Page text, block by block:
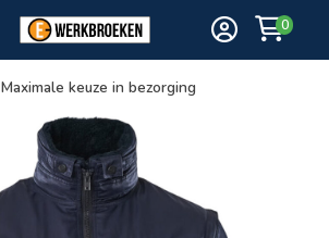
0
Maximale keuze in bezorging